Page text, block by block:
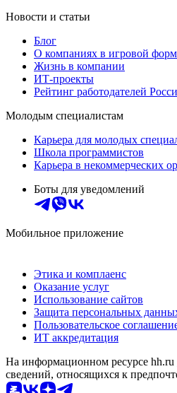
Новости и статьи
Блог
О компаниях в игровой
Жизнь в компании
ИТ-проекты
Рейтинг работодателей
Молодым специалистам
Карьера для молодых
Школа программистов
Карьера в некоммерческих
Боты для уведомлений
Мобильное приложение
Этика и комплаенс
Оказание услуг
Использование сайтов
Защита персональных
Пользовательское
ИТ аккредитация
На информационном ресурсе hh.ru
сведений, относящихся к